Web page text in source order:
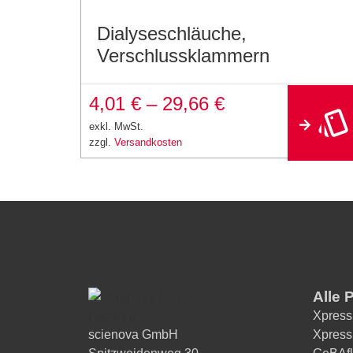
Dialyseschläuche,
Verschlussklammern
4,01 € – 29,66 €
exkl. MwSt.
zzgl. Versandkosten
scienova GmbH
Alle